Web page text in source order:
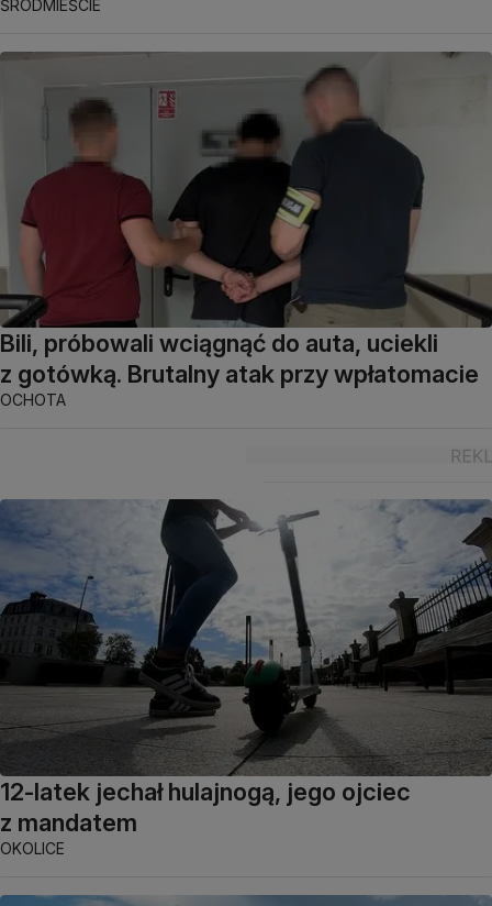
ŚRÓDMIEŚCIE
Bili, próbowali wciągnąć do auta, uciekli
z gotówką. Brutalny atak przy wpłatomacie
OCHOTA
12-latek jechał hulajnogą, jego ojciec
z mandatem
OKOLICE